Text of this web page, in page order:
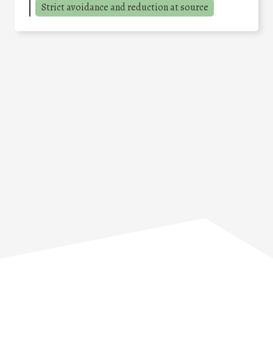
Strict avoidance and reduction at source